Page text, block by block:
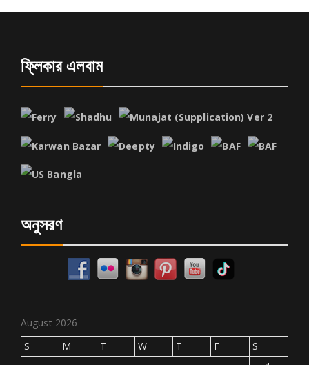
ফ্লিকার এলবাম
অনুসরণ
August 2026
S
M T W T F
S